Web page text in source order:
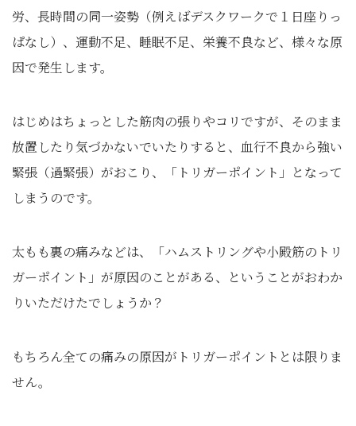
労、長時間の同一姿勢（例えばデスクワークで１日座りっ
ぱなし）、運動不足、睡眠不足、栄養不良など、様々な原
因で発生します。
はじめはちょっとした筋肉の張りやコリですが、そのまま
放置したり気づかないでいたりすると、血行不良から強い
緊張（過緊張）がおこり、「トリガーポイント」となって
しまうのです。
太もも裏の痛みなどは、「ハムストリングや小殿筋のトリ
ガーポイント」が原因のことがある、ということがおわか
りいただけたでしょうか？
もちろん全ての痛みの原因がトリガーポイントとは限りま
せん。